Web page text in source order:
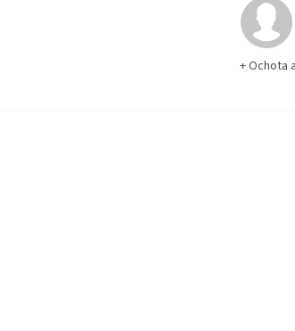
obchodu je 5 z 5 hviezdičiek.
+ Ochota